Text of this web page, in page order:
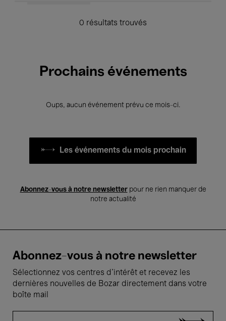
0 résultats trouvés
Prochains événements
Oups, aucun événement prévu ce mois-ci.
Les événements du mois prochain
Abonnez-vous à notre newsletterpour ne rien manquer de
notre actualité
Abonnez-vous à notre newsletter
Sélectionnez vos centres d'intérêt et recevez les
dernières nouvelles de Bozar directement dans votre
boîte mail